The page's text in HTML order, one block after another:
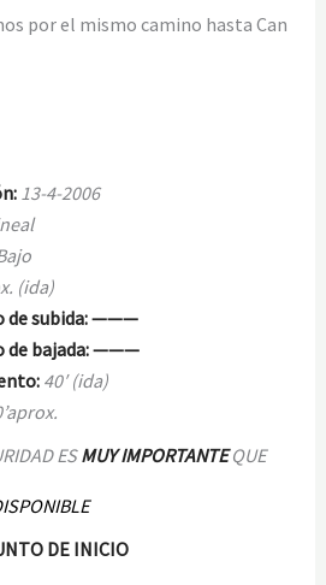
por el mismo camino hasta Can
13-4-2006
(ida)
de subida: ———
de bajada: ———
40′ (ida)
ESMUY IMPORTANTEQUE
DE INICIO